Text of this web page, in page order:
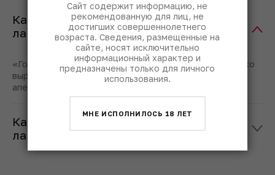
Какой на вкус коктейль «Голубая
лагуна»?
«Голубая лагуна» – слабоалкогольный коктейль с ярко
выраженным вкусом цитрусовых, прежде всего
апельсина и лимона.
Какой процент алкоголя в «Голубой
лагуне»?
Сайт содержит информацию, не
рекомендованную для лиц, не
достигших совершеннолетнего
возраста. Сведения, размещенные на
сайте, носят исключительно
информационный характер и
предназначены только для личного
использования.
МНЕ ИСПОЛНИЛОСЬ 18 ЛЕТ